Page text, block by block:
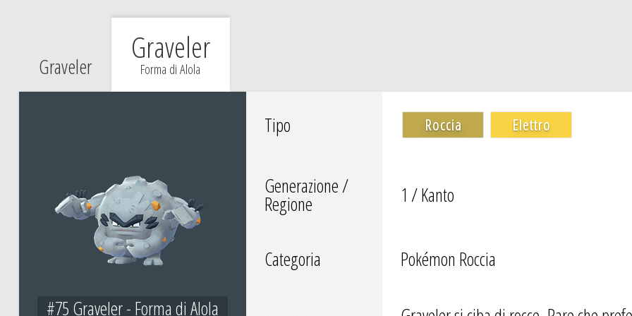
Graveler Graveler
Forma di Alola
#75 Graveler - Forma di Alola
Tipo Roccia Elettro
Generazione /
Regione 1 / Kanto
Categoria Pokémon Roccia